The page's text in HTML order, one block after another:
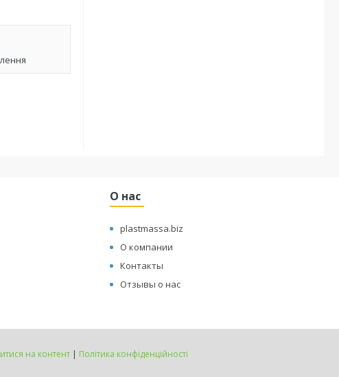
О нас
plastmassa.biz
О компании
Контакты
Отзывы о нас
на контент | Політика конфіденційності